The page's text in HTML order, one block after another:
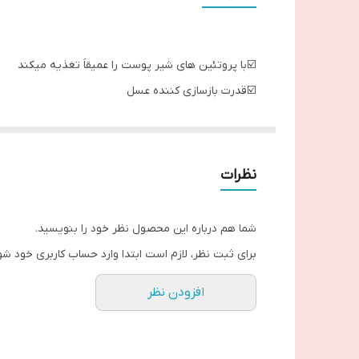
☑️با پروتئین های شیر پوست را عمیقاَ تغذیه میکند
☑️قدرت بازسازی کننده عسل
☑️با قدرت بازسازی کننده عسل، لکه ها و ترک
ــــــــــــــــــــــــــــــــــــــــ
نظرات
شما هم درباره این محصول نظر خود را بنویسید.
برای ثبت نظر، لازم است ابتدا وارد حساب کاربری خود
افزودن نظر